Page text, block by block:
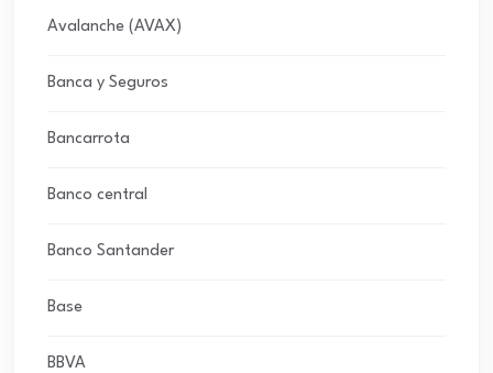
Avalanche (AVAX)
Banca y Seguros
Bancarrota
Banco central
Banco Santander
Base
BBVA